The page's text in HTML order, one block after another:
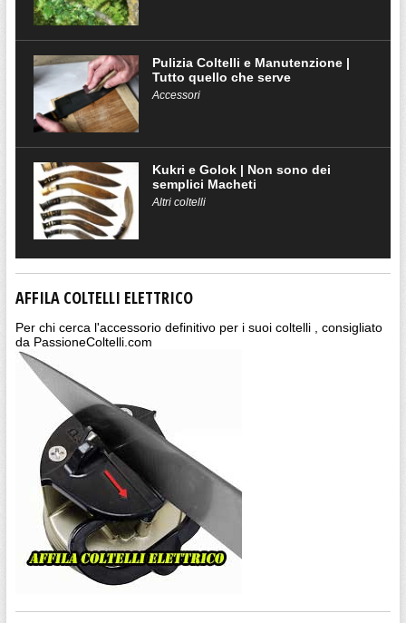
Pulizia Coltelli e Manutenzione |
Tutto quello che serve
Accessori
Kukri e Golok | Non sono dei
semplici Macheti
Altri coltelli
AFFILA COLTELLI ELETTRICO
Per chi cerca l'accessorio definitivo per i suoi coltelli , consigliato
da PassioneColtelli.com